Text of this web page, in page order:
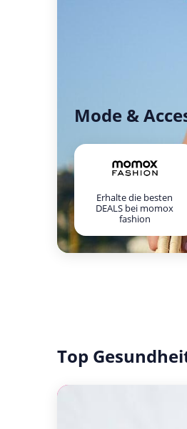
Mode &
Erhalte die besten
DEALS bei momox
fashion
Top